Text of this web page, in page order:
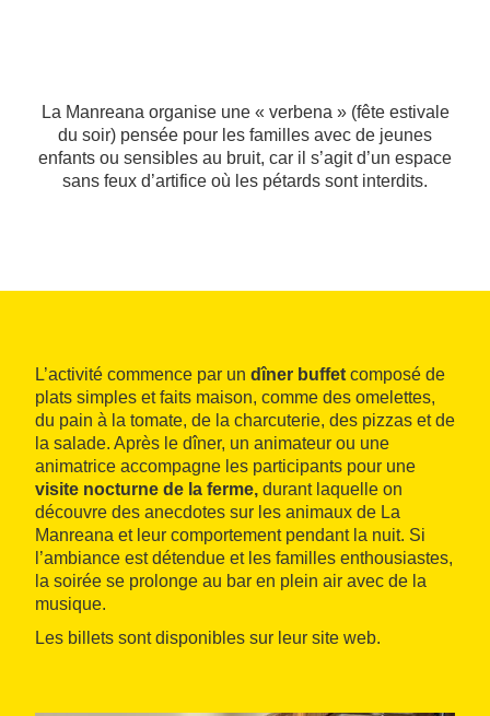
La Manreana organise une « verbena » (fête estivale
du soir) pensée pour les familles avec de jeunes
enfants ou sensibles au bruit, car il s’agit d’un espace
sans feux d’artifice où les pétards sont interdits.
L’activité commence par un dîner buffet composé de
plats simples et faits maison, comme des omelettes,
du pain à la tomate, de la charcuterie, des pizzas et de
la salade. Après le dîner, un animateur ou une
animatrice accompagne les participants pour une
visite nocturne de la ferme, durant laquelle on
découvre des anecdotes sur les animaux de La
Manreana et leur comportement pendant la nuit. Si
l’ambiance est détendue et les familles enthousiastes,
la soirée se prolonge au bar en plein air avec de la
musique.
Les billets sont disponibles sur leur site web.